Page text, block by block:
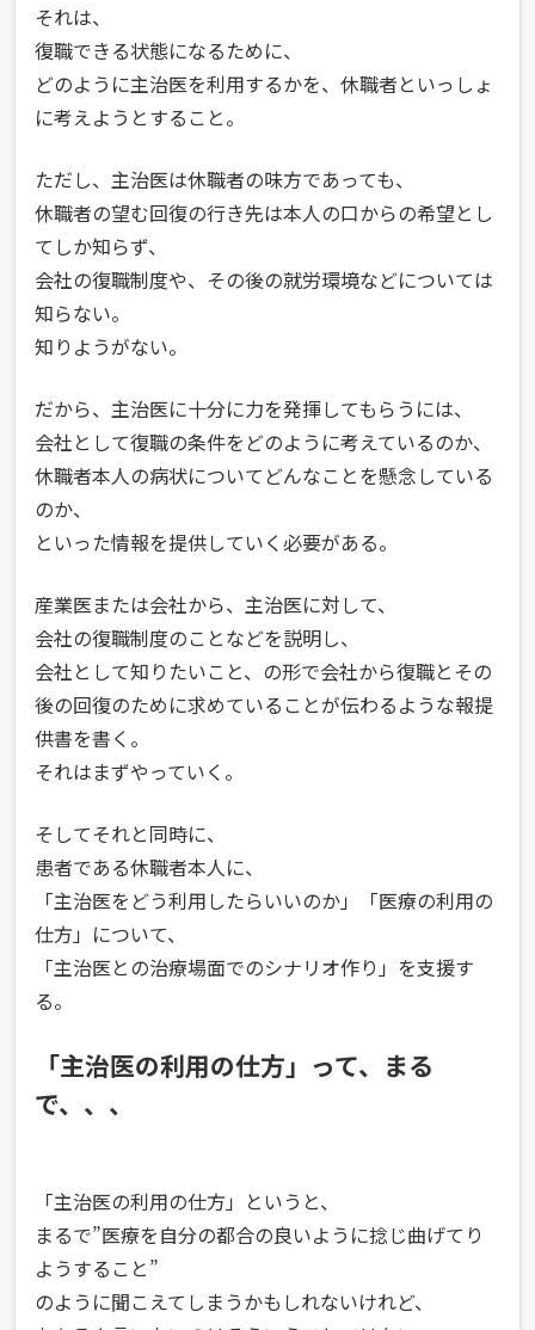
それは、
復職できる状態になるために、
どのように主治医を利用するかを、休職者といっしょ
に考えようとすること。
ただし、主治医は休職者の味方であっても、
休職者の望む回復の行き先は本人の口からの希望とし
てしか知らず、
会社の復職制度や、その後の就労環境などについては
知らない。
知りようがない。
だから、主治医に十分に力を発揮してもらうには、
会社として復職の条件をどのように考えているのか、
休職者本人の病状についてどんなことを懸念している
のか、
といった情報を提供していく必要がある。
産業医または会社から、主治医に対して、
会社の復職制度のことなどを説明し、
会社として知りたいこと、の形で会社から復職とその
後の回復のために求めていることが伝わるような報提
供書を書く。
それはまずやっていく。
そしてそれと同時に、
患者である休職者本人に、
「主治医をどう利用したらいいのか」「医療の利用の
仕方」について、
「主治医との治療場面でのシナリオ作り」を支援す
る。
「主治医の利用の仕方」って、まる
で、、、
「主治医の利用の仕方」というと、
まるで”医療を自分の都合の良いように捻じ曲げてり
ようすること”
のように聞こえてしまうかもしれないけれど、